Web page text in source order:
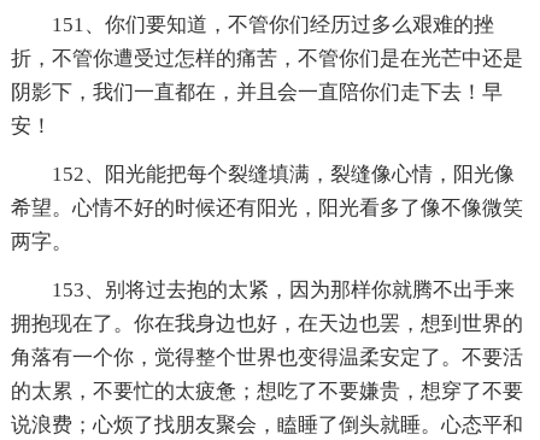
151、你们要知道，不管你们经历过多么艰难的挫
折，不管你遭受过怎样的痛苦，不管你们是在光芒中还是
阴影下，我们一直都在，并且会一直陪你们走下去！早
安！
152、阳光能把每个裂缝填满，裂缝像心情，阳光像
希望。心情不好的时候还有阳光，阳光看多了像不像微笑
两字。
153、别将过去抱的太紧，因为那样你就腾不出手来
拥抱现在了。你在我身边也好，在天边也罢，想到世界的
角落有一个你，觉得整个世界也变得温柔安定了。不要活
的太累，不要忙的太疲惫；想吃了不要嫌贵，想穿了不要
说浪费；心烦了找朋友聚会，瞌睡了倒头就睡。心态平和